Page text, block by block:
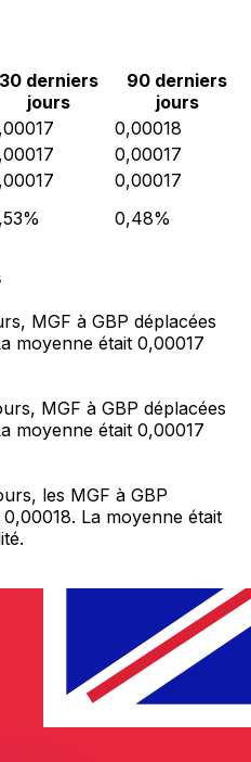
30 derniers
jours
90 derniers
jours
0,00018
0,00017
0,00017
0,48%
MGF à GBP déplacées
moyenne était 0,00017
MGF à GBP déplacées
moyenne était 0,00017
les MGF à GBP
La moyenne était
devises lorsque vous
les fonctionnalités
d'argent internationaux
des devises,